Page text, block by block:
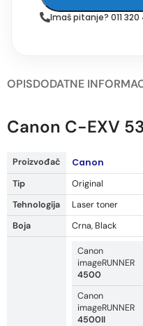
Imaš pitanje? 011
OPISDODATNE
Canon C-EXV
Proizvođač Canon
Tip
Original
Tehnologija
Laser toner
Boja
Crna, Black
Canon
imageRUNNER
4500
Canon
imageRUNNER
4500II